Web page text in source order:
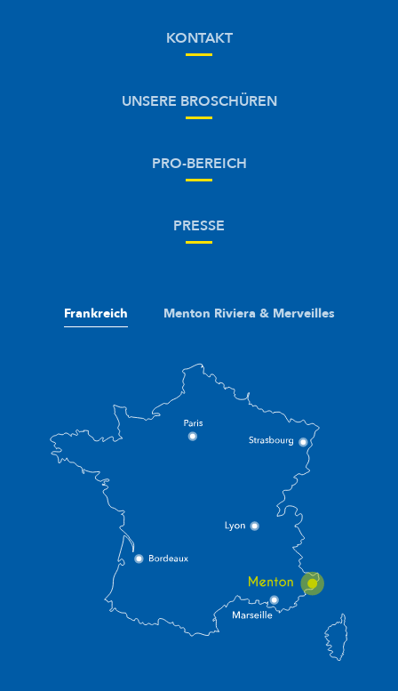
KONTAKT
UNSERE BROSCHÜREN
PRO-BEREICH
PRESSE
Frankreich Menton Riviera & Merveilles